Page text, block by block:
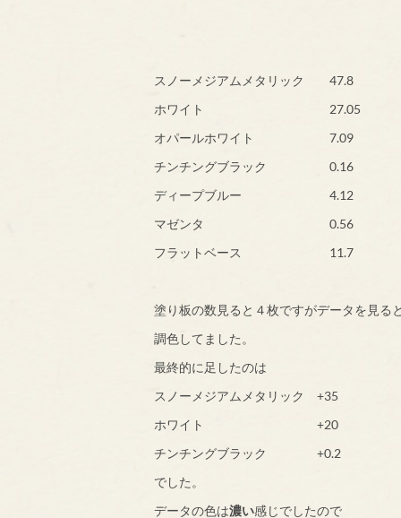
スノーメジアムメタリック 47.8
ホワイト 27.05
オパールホワイト 7.09
チンチングブラック 0.16
ディープブルー 4.12
マゼンタ 0.56
フラットベース 11.7
塗り板の数見ると４枚ですがデータを見る
調色してました。
最終的に足したのは
スノーメジアムメタリック +35
ホワイト +20
チンチングブラック +0.2
でした。
データの色は濃い感じでしたので